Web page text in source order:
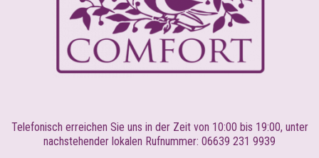
Telefonisch erreichen Sie uns in der Zeit von 10:00 bis 19:00, unter
nachstehender lokalen Rufnummer: 06639 231 9939